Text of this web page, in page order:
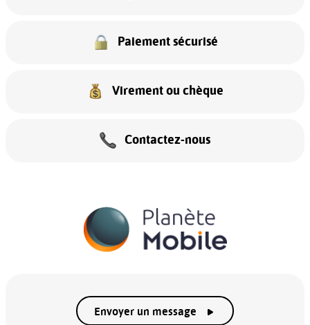
Paiement sécurisé
Virement ou chèque
Contactez-nous
Envoyer un message